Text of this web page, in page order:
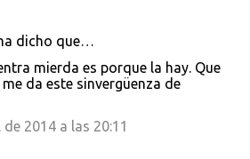
dicho que…
mierda es porque la hay. Que
da este sinvergüenza de
2014 a las 20:11